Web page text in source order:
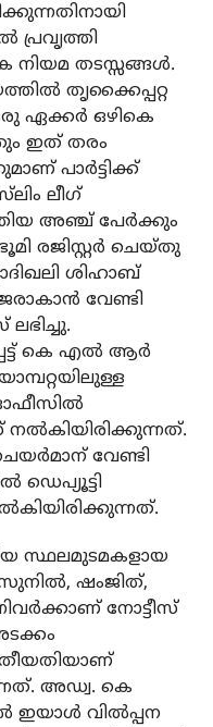
പ്രവൃത്തി
നിയമ തടസ്സങ്ങൾ.
തൃക്കൈപ്പറ്റ
ഏക്കർ ഒഴികെ
ഇത് തരം
പാർട്ടിക്ക്
ലീഗ്
അഞ്ച് പേർക്കും
രജിസ്റ്റർ ചെയ്തു
ശിഹാബ്
വേണ്ടി
ലഭിച്ചു.
കെ എൽ ആർ
വേണ്ടി
ഡെപ്യൂട്ടി
സ്ഥലമുടമകളായ
ഷംജിത്,
നോട്ടീസ്
അഡ്വ. കെ
ഇയാൾ വിൽപ്പന